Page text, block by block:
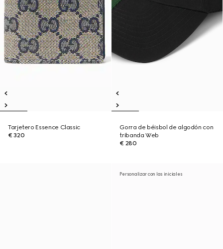
Tarjetero Essence Classic
€ 320
Gorra de béisbol de algodón con
tribanda Web
€ 280
Personalizar con las iniciales